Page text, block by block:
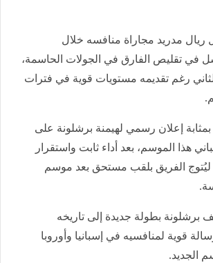
ريال مدريد مجاراة منافسه خلال
في تقليص الفارق في الجولات الحاسمة،
رغم تقديمه مستويات قوية في فترات
بمثابة إعلان رسمي لهيمنة برشلونة على
هذا الموسم، بعد أداء ثابت واستقرار
ليُتوج الفريق بلقب مستحق بعد موسم
برشلونة بطولة جديدة إلى تاريخه
قوية لمنافسيه في إسبانيا وأوروبا
الجديد.